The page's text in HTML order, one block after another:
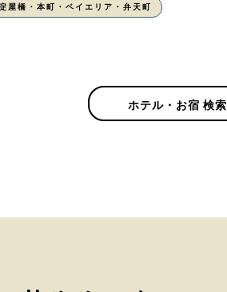
屋橋・本町・ベイエリア・弁天町
ホテル・お宿 検索